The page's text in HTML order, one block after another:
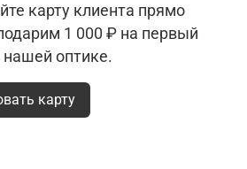
карту клиента прямо
1 000 ₽ на первый
нашей оптике.
карту